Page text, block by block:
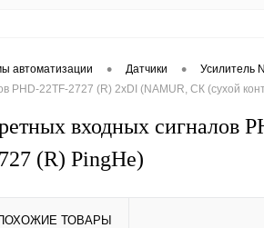
автоматизации • Датчики • Усилитель
PHD-22TF-2727 (R) 2хDI (NAMUR, СК (сухой
входных
(R) PingHe)
ТОВАРЫ